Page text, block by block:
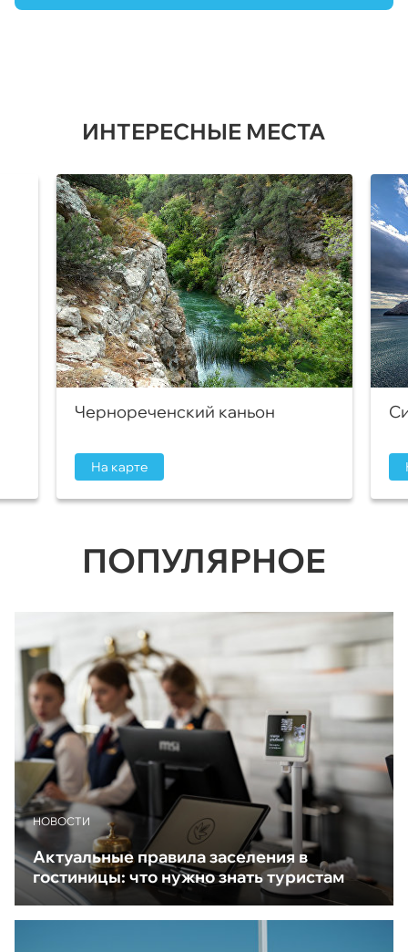
ИНТЕРЕСНЫЕ МЕСТА
Чернореченский каньон
На карте
ПОПУЛЯРНОЕ
НОВОСТИ
Актуальные правила заселения в
гостиницы: что нужно знать туристам